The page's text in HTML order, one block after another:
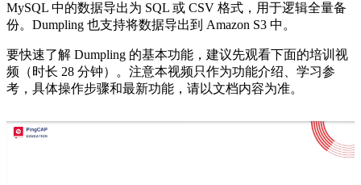
MySQL 中的数据导出为 SQL 或 CSV 格式，用于逻辑全量备
份。Dumpling 也支持将数据导出到 Amazon S3 中。
要快速了解 Dumpling 的基本功能，建议先观看下面的培训视
频（时长 28 分钟）。注意本视频只作为功能介绍、学习参
考，具体操作步骤和最新功能，请以文档内容为准。